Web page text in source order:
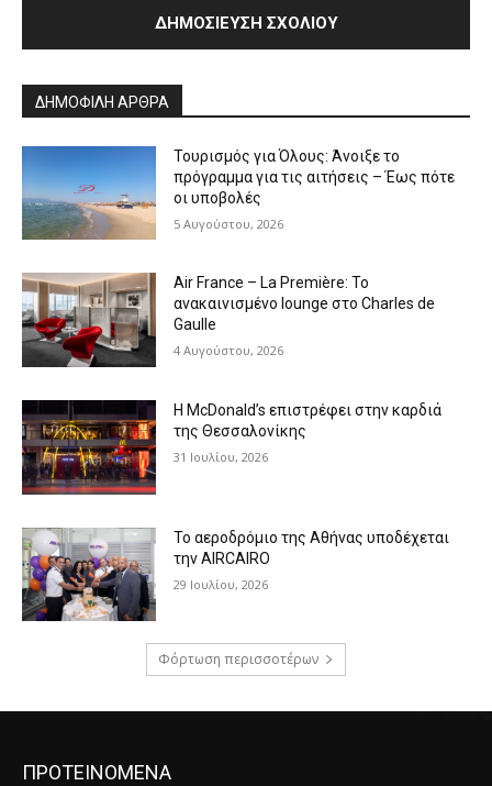
ΔΗΜΟΦΙΛΗ ΑΡΘΡΑ
Τουρισμός για Όλους: Άνοιξε το
πρόγραμμα για τις αιτήσεις – Έως πότε
οι υποβολές
5 Αυγούστου, 2026
Air France – La Première: Το
ανακαινισμένο lounge στο Charles de
Gaulle
4 Αυγούστου, 2026
Η McDonald’s επιστρέφει στην καρδιά
της Θεσσαλονίκης
31 Ιουλίου, 2026
Το αεροδρόμιο της Αθήνας υποδέχεται
την AIRCAIRO
29 Ιουλίου, 2026
Φόρτωση περισσοτέρων
ΠΡΟΤΕΙΝΟΜΕΝΑ